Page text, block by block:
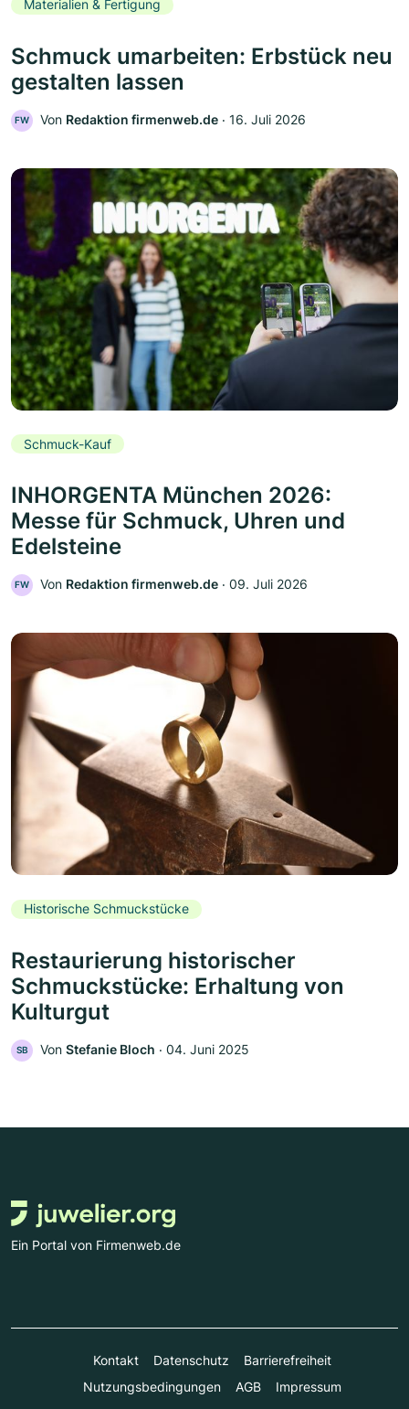
Materialien & Fertigung
Schmuck umarbeiten: Erbstück neu
gestalten lassen
FW Von Redaktion firmenweb.de ‧ 16. Juli 2026
Schmuck-Kauf
INHORGENTA München 2026:
Messe für Schmuck, Uhren und
Edelsteine
FW Von Redaktion firmenweb.de ‧ 09. Juli 2026
Historische Schmuckstücke
Restaurierung historischer
Schmuckstücke: Erhaltung von
Kulturgut
SB Von Stefanie Bloch ‧ 04. Juni 2025
Ein Portal von Firmenweb.de
Kontakt Datenschutz
Barrierefreiheit
Nutzungsbedingungen
AGB Impressum